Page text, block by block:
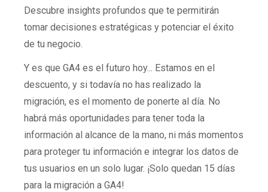
Descubre insights profundos que te permitirán
tomar decisiones estratégicas y potenciar el éxito
de tu negocio.
Y es que GA4 es el futuro hoy... Estamos en el
descuento, y si todavía no has realizado la
migración, es el momento de ponerte al día. No
habrá más oportunidades para tener toda la
información al alcance de la mano, ni más momentos
para proteger tu información e integrar los datos de
tus usuarios en un solo lugar. ¡Solo quedan 15 días
para la migración a GA4!